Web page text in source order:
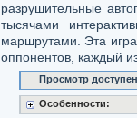
разрушительные
тысячами
маршрутами. Эта
оппонентов, каждый
Просмотр
Особенности: